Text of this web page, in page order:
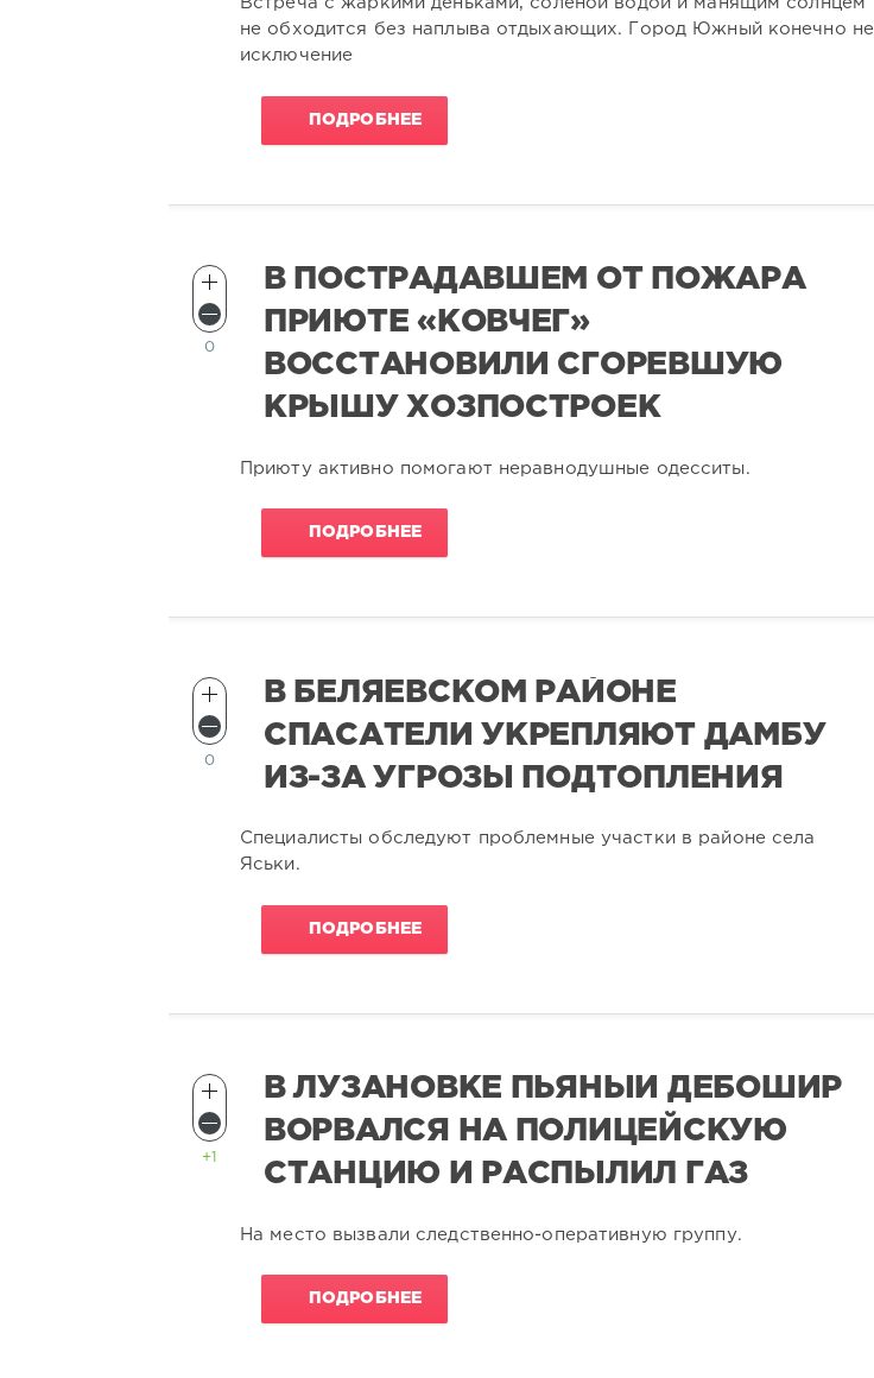
Встреча с жаркими деньками, соленой водой и манящим солнцем
не обходится без наплыва отдыхающих. Город Южный конечно не
исключение
ПОДРОБНЕЕ
В ПОСТРАДАВШЕМ ОТ ПОЖАРА
ПРИЮТЕ «КОВЧЕГ»
ВОССТАНОВИЛИ СГОРЕВШУЮ
КРЫШУ ХОЗПОСТРОЕК
0
Приюту активно помогают неравнодушные одесситы.
ПОДРОБНЕЕ
В БЕЛЯЕВСКОМ РАЙОНЕ
СПАСАТЕЛИ УКРЕПЛЯЮТ ДАМБУ
ИЗ-ЗА УГРОЗЫ ПОДТОПЛЕНИЯ
0
Специалисты обследуют проблемные участки в районе села
Яськи.
ПОДРОБНЕЕ
В ЛУЗАНОВКЕ ПЬЯНЫЙ ДЕБОШИР
ВОРВАЛСЯ НА ПОЛИЦЕЙСКУЮ
СТАНЦИЮ И РАСПЫЛИЛ ГАЗ
+1
На место вызвали следственно-оперативную группу.
ПОДРОБНЕЕ